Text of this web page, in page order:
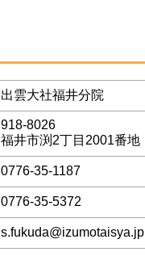
出雲大社福井分院
918-8026
福井市渕2丁目2001番地
0776-35-1187
0776-35-5372
s.fukuda@izumotaisya.jp